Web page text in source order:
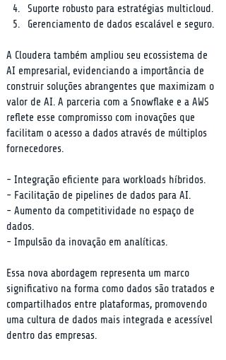
Suporte robusto para estratégias multicloud.
Gerenciamento de dados escalável e seguro.
A Cloudera também ampliou seu ecossistema de
AI empresarial, evidenciando a importância de
construir soluções abrangentes que maximizam o
valor de AI. A parceria com a Snowflake e a AWS
reflete esse compromisso com inovações que
facilitam o acesso a dados através de múltiplos
fornecedores.
- Integração eficiente para workloads híbridos.
- Facilitação de pipelines de dados para AI.
- Aumento da competitividade no espaço de
dados.
- Impulsão da inovação em analíticas.
Essa nova abordagem representa um marco
significativo na forma como dados são tratados e
compartilhados entre plataformas, promovendo
uma cultura de dados mais integrada e acessível
dentro das empresas.